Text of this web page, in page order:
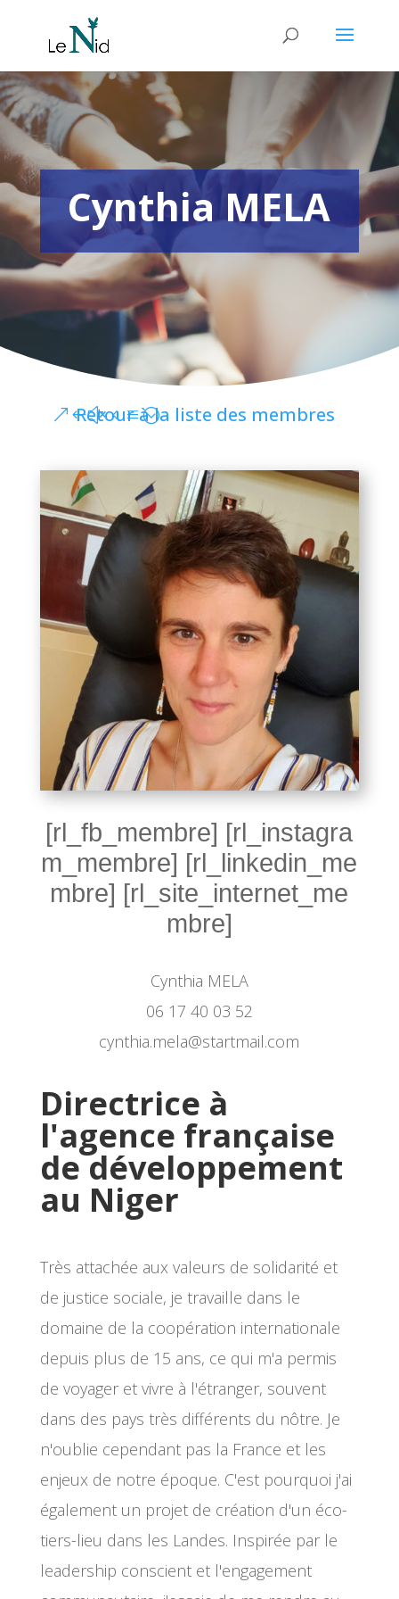
Cynthia MELA
Retour à la liste des membres
[rl_fb_membre] [rl_instagra
m_membre] [rl_linkedin_me
mbre] [rl_site_internet_me
mbre]
Cynthia MELA
06 17 40 03 52
cynthia.mela@startmail.com
Directrice à
l'agence française
de développement
au Niger
Très attachée aux valeurs de solidarité et
de justice sociale, je travaille dans le
domaine de la coopération internationale
depuis plus de 15 ans, ce qui m'a permis
de voyager et vivre à l'étranger, souvent
dans des pays très différents du nôtre. Je
n'oublie cependant pas la France et les
enjeux de notre époque. C'est pourquoi j'ai
également un projet de création d'un éco-
tiers-lieu dans les Landes. Inspirée par le
leadership conscient et l'engagement